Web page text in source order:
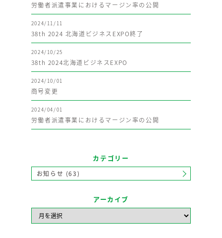
労働者派遣事業におけるマージン率の公開
2024/11/11
38th 2024 北海道ビジネスEXPO終了
2024/10/25
38th 2024北海道ビジネスEXPO
2024/10/01
商号変更
2024/04/01
労働者派遣事業におけるマージン率の公開
カテゴリー
お知らせ (63)
アーカイブ